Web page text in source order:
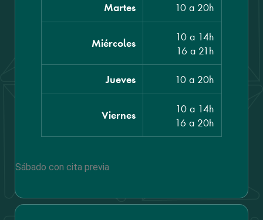
Martes 10 a 20h
Miércoles
10 a 14h
16 a 21h
Jueves 10 a 20h
Viernes
10 a 14h
16 a 20h
Sábado con cita previa